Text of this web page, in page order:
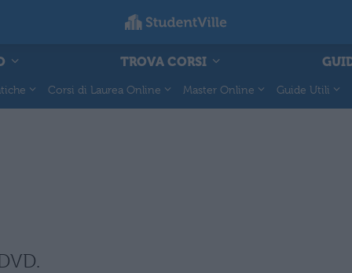
TROVA CORSI
Corsi di Laurea Online Master Online Guide Utili